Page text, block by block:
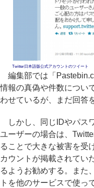
Twitter日本語版公式アカウントのツイート
編集部では「
情報の真偽や件数につい
わせているが、まだ回答
しかし、同じIDやパス
ユーザーの場合は、
ることで大きな被害を受
カウントが掲載されてい
るようお勧めする。また
トを他のサービスで使っ